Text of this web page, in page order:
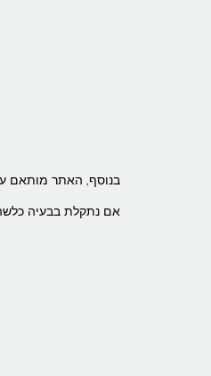
בנוסף, האתר מותאם
אם נתקלת בבעיה